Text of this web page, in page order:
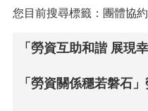
您目前搜尋標籤：團體協約